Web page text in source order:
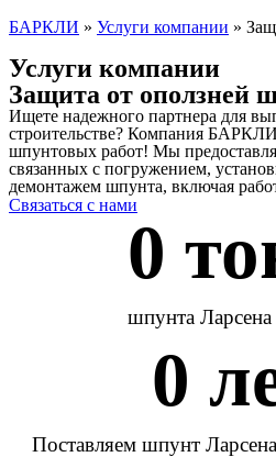
БАРКЛИ » Услуги компании »
Услуги компании
Защита от оползней
Ищете надежного партнера для
строительстве? Компания
шпунтовых работ! Мы
связанных с погружением,
демонтажем шпунта, включая
Связаться с нами
0
шпунта
0
Поставляем шпунт